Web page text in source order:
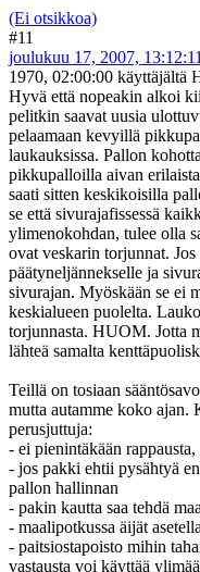
(Ei otsikkoa)
#11
joulukuu 17, 2007, 13:12:11
1970, 02:00:00 käyttäjältä
Hyvä että nopeakin alkoi
pelitkin saavat uusia
pelaamaan kevyillä
laukauksissa. Pallon
pikkupalloilla aivan
saati sitten keskikoisilla
se että sivurajafissessä
ylimenokohdan, tulee olla
ovat veskarin torjunnat.
päätyneljännekselle ja
sivurajan. Myöskään se ei
keskialueen puolelta.
torjunnasta. HUOM. Jotta
lähteä samalta
Teillä on tosiaan
mutta autamme koko ajan.
perusjuttuja:
- ei pienintäkään
- jos pakki ehtii pysähtyä
pallon hallinnan
- pakin kautta saa tehdä
- maalipotkussa äijät
- paitsiostapoisto mihin
vastausta voi käyttää